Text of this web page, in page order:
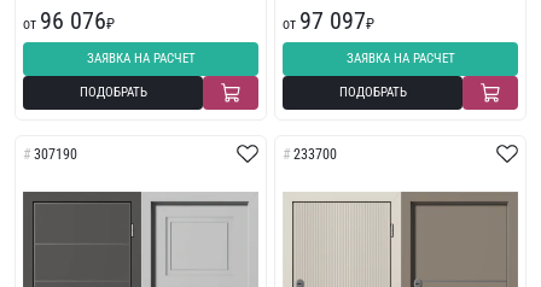
от 96 076₽
ЗАЯВКА НА РАСЧЕТ
ПОДОБРАТЬ
от 97 097₽
ЗАЯВКА НА РАСЧЕТ
ПОДОБРАТЬ
307190 233700